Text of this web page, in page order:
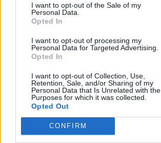
I want to opt-out of the Sale of my
Personal Data.
Opted In
I want to opt-out of processing my
Personal Data for Targeted Advertising.
Opted In
I want to opt-out of Collection, Use,
Retention, Sale, and/or Sharing of my
Personal Data that Is Unrelated with the
Purposes for which it was collected.
Opted Out
CONFIRM
Artigo anterior
Mesão Frio: Junta de Freguesia de
Cidadão
Siga-nos no Instagram